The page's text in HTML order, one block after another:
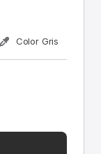
Color Gris